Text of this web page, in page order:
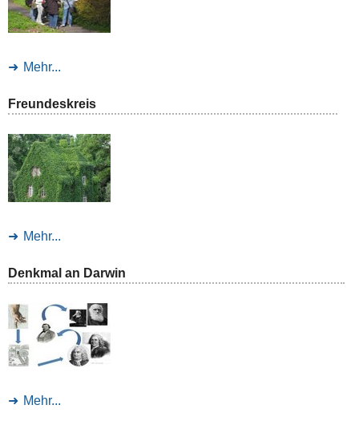
Mehr...
Freundeskreis
Mehr...
Denkmal an Darwin
Mehr...